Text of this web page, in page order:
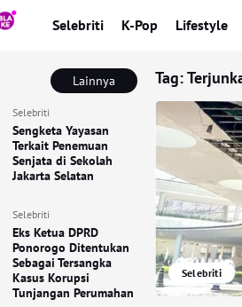
Selebriti K-Pop Lifestyle
Lainnya
Selebriti
Sengketa Yayasan
Terkait Penemuan
Senjata di Sekolah
Jakarta Selatan
Selebriti
Eks Ketua DPRD
Ponorogo Ditentukan
Sebagai Tersangka
Kasus Korupsi
Tunjangan Perumahan
Tag:
Selebriti